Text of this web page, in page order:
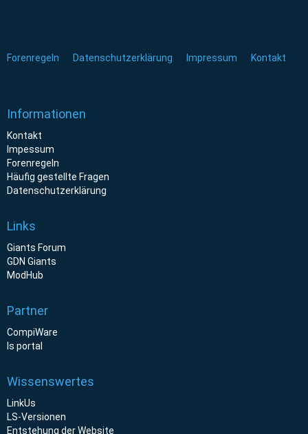
Forenregeln Datenschutzerklärung Impressum Kontakt
Informationen
Kontakt
Impessum
Forenregeln
Häufig gestellte Fragen
Datenschutzerklärung
Links
Giants Forum
GDN Giants
ModHub
Partner
CompiWare
ls portal
Wissenswertes
LinkUs
LS-Versionen
Entstehung der Website